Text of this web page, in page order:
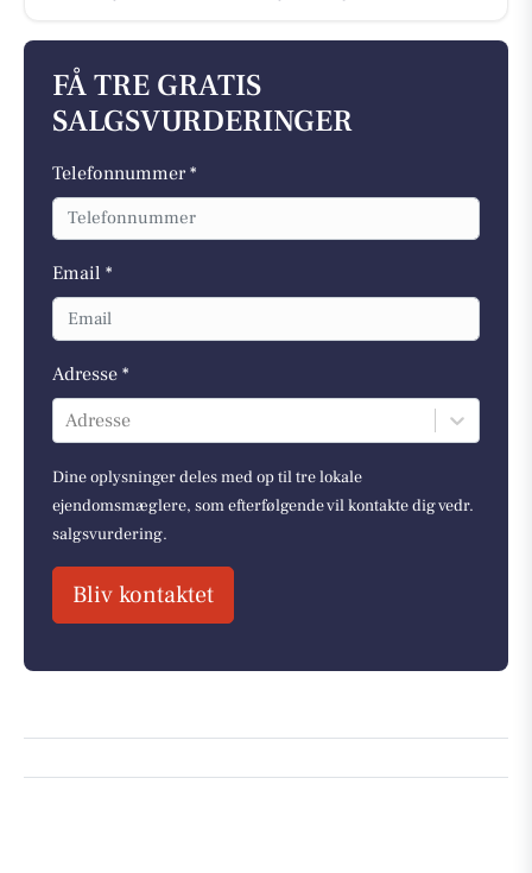
FÅ TRE GRATIS
SALGSVURDERINGER
Telefonnummer *
Email *
Adresse *
Adresse
Dine oplysninger deles med op til tre lokale
ejendomsmæglere, som efterfølgende vil kontakte dig vedr.
salgsvurdering.
Bliv kontaktet